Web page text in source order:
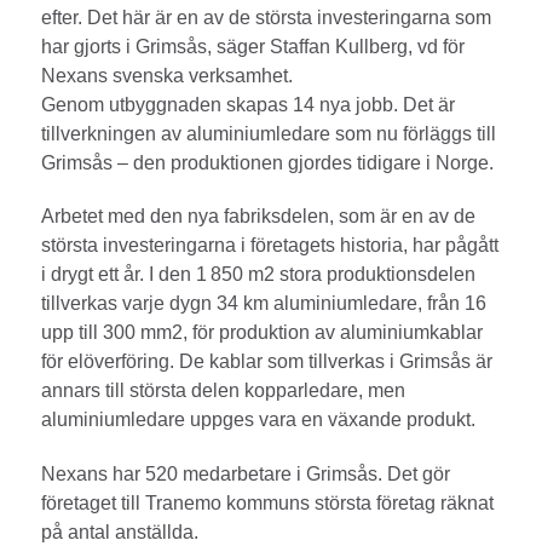
efter. Det här är en av de största investeringarna som
har gjorts i Grimsås, säger Staffan Kullberg, vd för
Nexans svenska verksamhet.
Genom utbyggnaden skapas 14 nya jobb. Det är
tillverkningen av aluminiumledare som nu förläggs till
Grimsås – den produktionen gjordes tidigare i Norge.
Arbetet med den nya fabriksdelen, som är en av de
största investeringarna i företagets historia, har pågått
i drygt ett år. I den 1 850 m2 stora produktionsdelen
tillverkas varje dygn 34 km aluminiumledare, från 16
upp till 300 mm2, för produktion av aluminiumkablar
för elöverföring. De kablar som tillverkas i Grimsås är
annars till största delen kopparledare, men
aluminiumledare uppges vara en växande produkt.
Nexans har 520 medarbetare i Grimsås. Det gör
företaget till Tranemo kommuns största företag räknat
på antal anställda.